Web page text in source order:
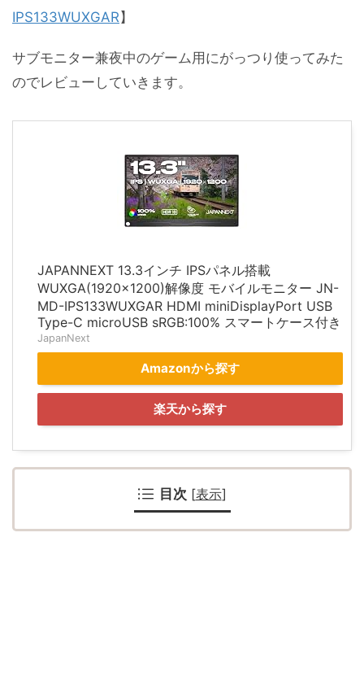
IPS133WUXGAR】
サブモニター兼夜中のゲーム用にがっつり使ってみた
のでレビューしていきます。
JAPANNEXT 13.3インチ IPSパネル搭載
WUXGA(1920x1200)解像度 モバイルモニター JN-
MD-IPS133WUXGAR HDMI miniDisplayPort USB
Type-C microUSB sRGB:100% スマートケース付き
JapanNext
Amazonから探す
楽天から探す
目次 [表示]